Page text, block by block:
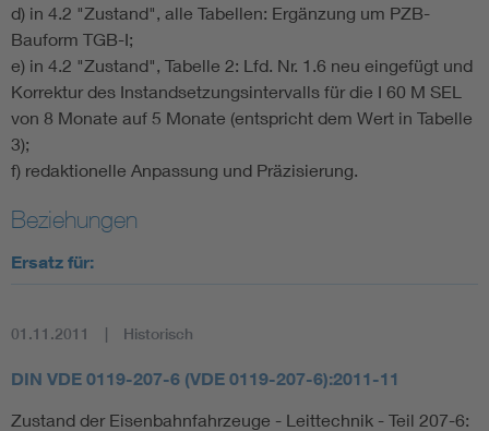
d) in 4.2 "Zustand", alle Tabellen: Ergänzung um PZB-
Bauform TGB-I;
e) in 4.2 "Zustand", Tabelle 2: Lfd. Nr. 1.6 neu eingefügt und
Korrektur des Instandsetzungsintervalls für die I 60 M SEL
von 8 Monate auf 5 Monate (entspricht dem Wert in Tabelle
3);
f) redaktionelle Anpassung und Präzisierung.
Beziehungen
Ersatz für:
01.11.2011 Historisch
DIN VDE 0119-207-6 (VDE 0119-207-6):2011-11
Zustand der Eisenbahnfahrzeuge - Leittechnik - Teil 207-6: